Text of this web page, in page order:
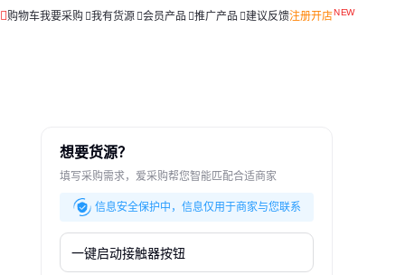
购物车我要采购 我有货源 会员产品 推广产品 建议反馈注册开店
想要货源？
填写采购需求，爱采购帮您智能匹配合适商家
信息安全保护中，信息仅用于商家与您联系